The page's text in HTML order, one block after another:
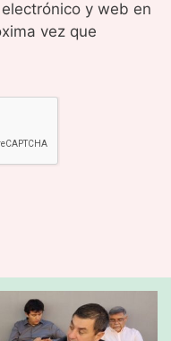
y web en
vez que